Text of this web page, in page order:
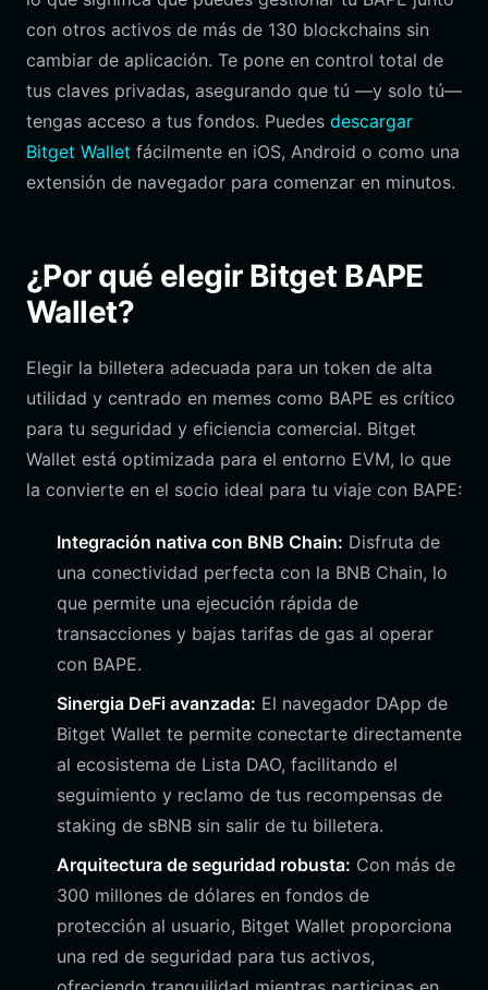
con otros activos de más de 130 blockchains sin
cambiar de aplicación. Te pone en control total de
tus claves privadas, asegurando que tú —y solo tú—
tengas acceso a tus fondos. Puedes descargar
Bitget Wallet fácilmente en iOS, Android o como una
extensión de navegador para comenzar en minutos.
¿Por qué elegir Bitget BAPE
Wallet?
Elegir la billetera adecuada para un token de alta
utilidad y centrado en memes como BAPE es crítico
para tu seguridad y eficiencia comercial. Bitget
Wallet está optimizada para el entorno EVM, lo que
la convierte en el socio ideal para tu viaje con BAPE:
Integración nativa con BNB Chain: Disfruta de
una conectividad perfecta con la BNB Chain, lo
que permite una ejecución rápida de
transacciones y bajas tarifas de gas al operar
con BAPE.
Sinergia DeFi avanzada: El navegador DApp de
Bitget Wallet te permite conectarte directamente
al ecosistema de Lista DAO, facilitando el
seguimiento y reclamo de tus recompensas de
staking de sBNB sin salir de tu billetera.
Arquitectura de seguridad robusta: Con más de
300 millones de dólares en fondos de
protección al usuario, Bitget Wallet proporciona
una red de seguridad para tus activos,